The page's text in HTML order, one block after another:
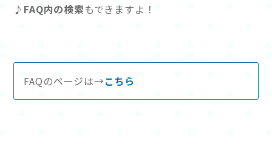
♪ FAQ内の検索もできますよ！
FAQのページは→こちら